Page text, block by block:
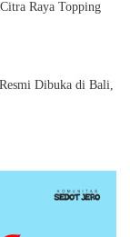
Raya Topping
Dibuka di Bali,